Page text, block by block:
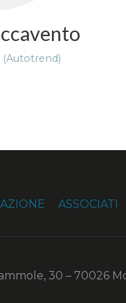
(Autotrend)
ASSOCIATI
30 – 70026